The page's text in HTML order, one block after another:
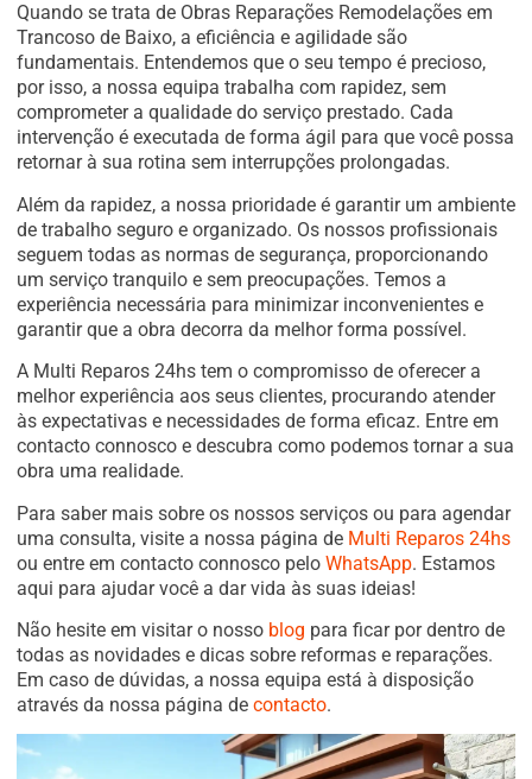
Quando se trata de Obras Reparações Remodelações em
Trancoso de Baixo, a eficiência e agilidade são
fundamentais. Entendemos que o seu tempo é precioso,
por isso, a nossa equipa trabalha com rapidez, sem
comprometer a qualidade do serviço prestado. Cada
intervenção é executada de forma ágil para que você possa
retornar à sua rotina sem interrupções prolongadas.
Além da rapidez, a nossa prioridade é garantir um ambiente
de trabalho seguro e organizado. Os nossos profissionais
seguem todas as normas de segurança, proporcionando
um serviço tranquilo e sem preocupações. Temos a
experiência necessária para minimizar inconvenientes e
garantir que a obra decorra da melhor forma possível.
A Multi Reparos 24hs tem o compromisso de oferecer a
melhor experiência aos seus clientes, procurando atender
às expectativas e necessidades de forma eficaz. Entre em
contacto connosco e descubra como podemos tornar a sua
obra uma realidade.
Para saber mais sobre os nossos serviços ou para agendar
uma consulta, visite a nossa página de Multi Reparos 24hs
ou entre em contacto connosco pelo WhatsApp. Estamos
aqui para ajudar você a dar vida às suas ideias!
Não hesite em visitar o nosso blog para ficar por dentro de
todas as novidades e dicas sobre reformas e reparações.
Em caso de dúvidas, a nossa equipa está à disposição
através da nossa página de contacto.